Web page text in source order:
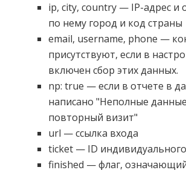
ip, city, country — IP-адрес и
по нему город и код страны
email, username, phone —
присутствуют, если в
включен сбор этих данных.
np: true — если в отчете в
написано "Неполные
повторный визит"
url — ссылка входа
ticket — ID
finished — флаг,